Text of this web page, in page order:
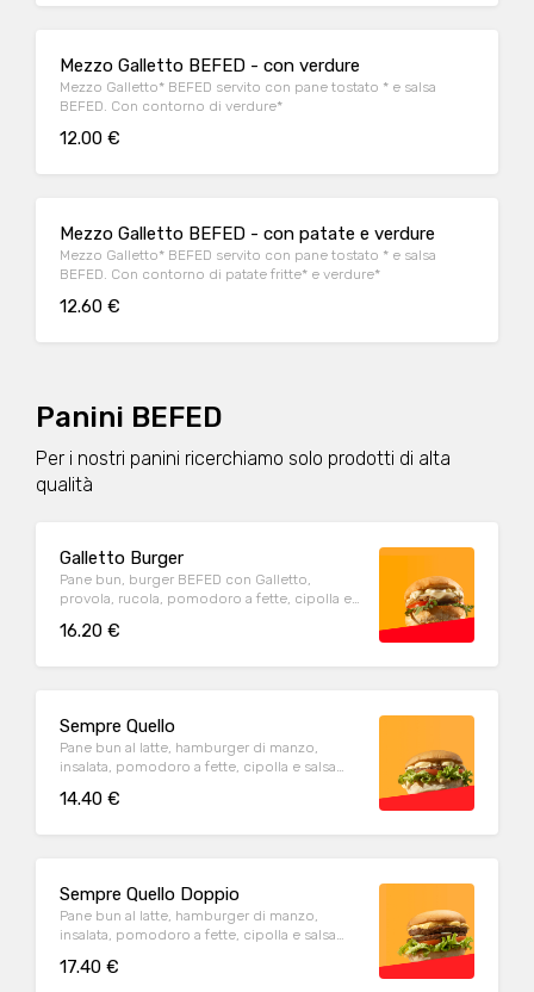
Mezzo Galletto BEFED - con verdure
Mezzo Galletto* BEFED servito con pane tostato * e salsa
BEFED. Con contorno di verdure*
12.00 €
Mezzo Galletto BEFED - con patate e verdure
Mezzo Galletto* BEFED servito con pane tostato * e salsa
BEFED. Con contorno di patate fritte* e verdure*
12.60 €
Panini BEFED
Per i nostri panini ricerchiamo solo prodotti di alta
qualità
Galletto Burger
Pane bun, burger BEFED con Galletto,
provola, rucola, pomodoro a fette, cipolla e
16.20 €
Sempre Quello
Pane bun al latte, hamburger di manzo,
insalata, pomodoro a fette, cipolla e salsa
14.40 €
Sempre Quello Doppio
Pane bun al latte, hamburger di manzo,
insalata, pomodoro a fette, cipolla e salsa
17.40 €